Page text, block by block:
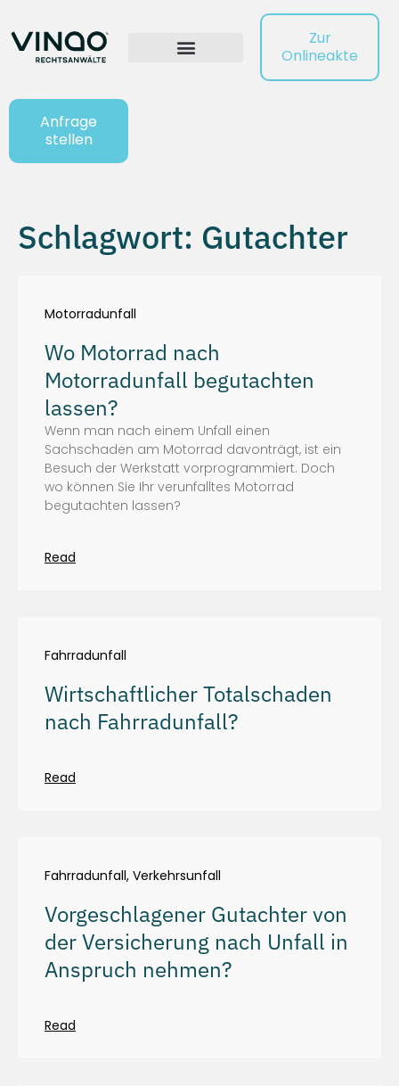
Zur
Onlineakte
Anfrage
stellen
Schlagwort: Gutachter
Motorradunfall
Wo Motorrad nach
Motorradunfall begutachten
lassen?
Wenn man nach einem Unfall einen
Sachschaden am Motorrad davonträgt, ist ein
Besuch der Werkstatt vorprogrammiert. Doch
wo können Sie Ihr verunfalltes Motorrad
begutachten lassen?
Read
Fahrradunfall
Wirtschaftlicher Totalschaden
nach Fahrradunfall?
Read
Fahrradunfall, Verkehrsunfall
Vorgeschlagener Gutachter von
der Versicherung nach Unfall in
Anspruch nehmen?
Read